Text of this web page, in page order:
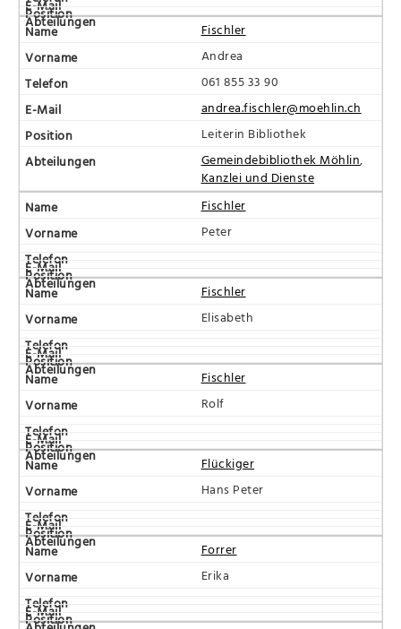
Fischler
Andrea
061 855 33 90
andrea.fischler@moehlin.ch
Leiterin Bibliothek
Gemeindebibliothek Möhlin,
Kanzlei und Dienste
Fischler
Peter
Fischler
Elisabeth
Fischler
Rolf
Flückiger
Hans Peter
Forrer
Erika